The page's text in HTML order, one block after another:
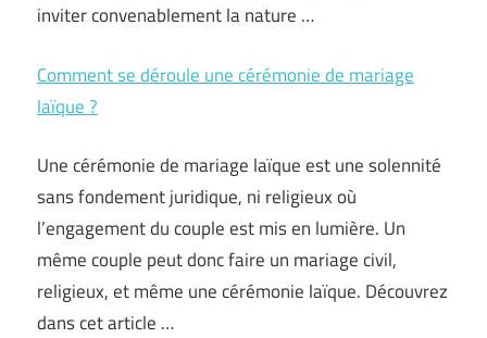
inviter convenablement la nature …
Comment se déroule une cérémonie de mariage
laïque ?
Une cérémonie de mariage laïque est une solennité
sans fondement juridique, ni religieux où
l’engagement du couple est mis en lumière. Un
même couple peut donc faire un mariage civil,
religieux, et même une cérémonie laïque. Découvrez
dans cet article …